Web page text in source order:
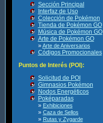
Sección Principal
Interfaz de Uso
Colección de Pokémon
Tienda de Pokémon GO
Música de Pokémon GO
Arte de Pokémon GO
» Arte de Aniversarios
Códigos Promocionales
Puntos de Interés (POI):
Solicitud de POI
Gimnasios Pokémon
Nodos Energéticos
Poképaradas
» Exhibiciones
» Caza de Sellos
» Rutas y Zygarde